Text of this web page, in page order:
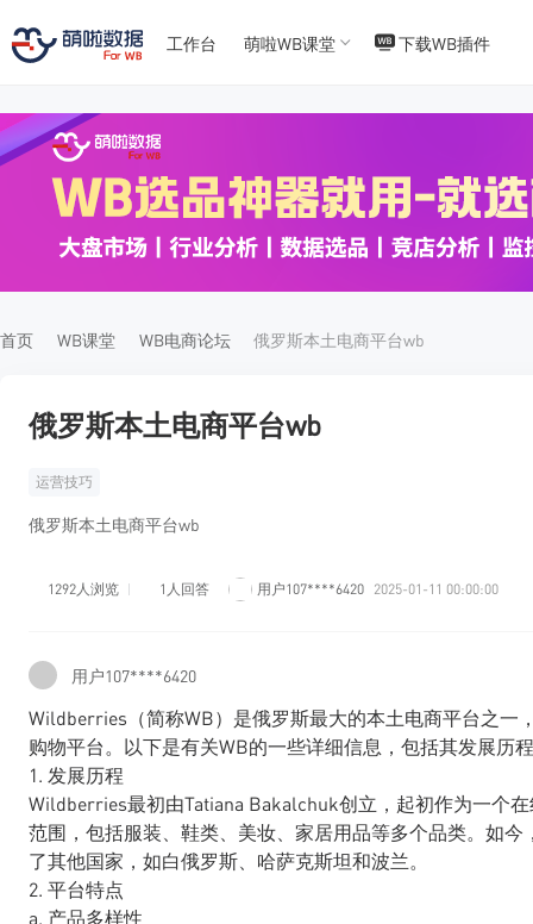
45
工作台 萌啦WB课堂 下载WB插件
首页 WB课堂 WB电商论坛 俄罗斯本土电商平台wb
俄罗斯本土电商平台wb
运营技巧
俄罗斯本土电商平台wb
1292人浏览 1人回答 用户107****6420 2025-01-11 00:00:00
用户107****6420
Wildberries（简称WB）是俄罗斯最大的本土电商平台之一
购物平台。以下是有关WB的一些详细信息，包括其发展历
1. 发展历程
Wildberries最初由Tatiana Bakalchuk创立，起初作为一个
范围，包括服装、鞋类、美妆、家居用品等多个品类。如
了其他国家，如白俄罗斯、哈萨克斯坦和波兰。
2. 平台特点
a. 产品多样性